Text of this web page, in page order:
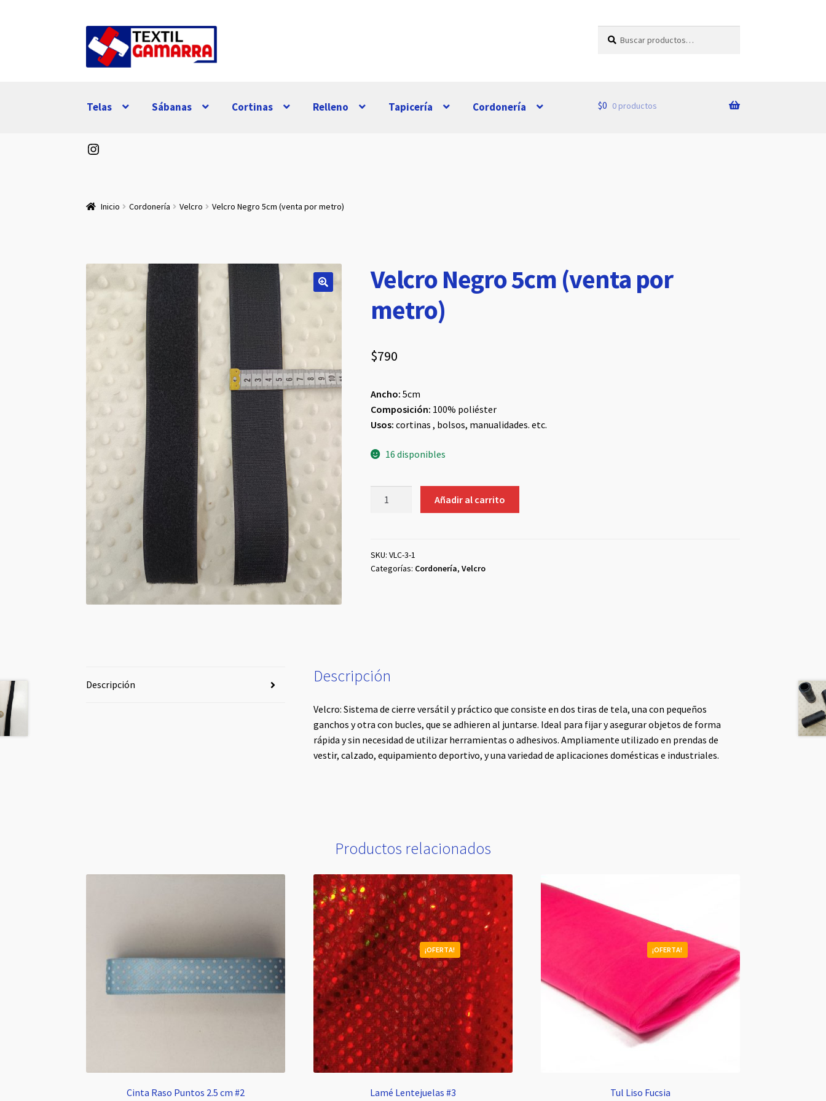
a
al
contenido
por:
Telas Sábanas Cortinas Relleno Tapicería Cordonería $0 0 productos
Instagram
Inicio Cordonería Velcro Velcro Negro 5cm (venta por metro)
Velcro Negro 5cm (venta por
metro)
$790
Ancho: 5cm
Composición: 100% poliéster
Usos: cortinas , bolsos, manualidades. etc.
16 disponibles
por
metro)
Añadir al carrito
SKU: VLC-3-1
Categorías: Cordonería, Velcro
Descripción Descripción
Velcro: Sistema de cierre versátil y práctico que consiste en dos tiras de tela, una con pequeños
ganchos y otra con bucles, que se adhieren al juntarse. Ideal para fijar y asegurar objetos de forma
rápida y sin necesidad de utilizar herramientas o adhesivos. Ampliamente utilizado en prendas de
vestir, calzado, equipamiento deportivo, y una variedad de aplicaciones domésticas e industriales.
Productos relacionados
Cinta Raso Puntos 2.5 cm #2 Lamé Lentejuelas #3
¡OFERTA!
Tul Liso Fucsia
¡OFERTA!